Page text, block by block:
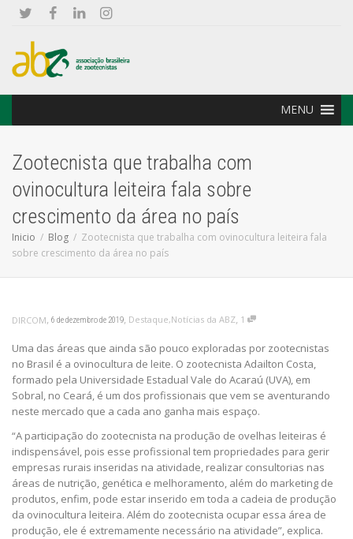
MENU
Zootecnista que trabalha com
ovinocultura leiteira fala sobre
crescimento da área no país
Inicio Blog
Zootecnista que trabalha com ovinocultura leiteira fala
sobre crescimento da área no país
DIRCOM, 6 de dezembro de 2019, Destaque,Notícias da ABZ, 1
Uma das áreas que ainda são pouco exploradas por zootecnistas
no Brasil é a ovinocultura de leite. O zootecnista Adailton Costa,
formado pela Universidade Estadual Vale do Acaraú (UVA), em
Sobral, no Ceará, é um dos profissionais que vem se aventurando
neste mercado que a cada ano ganha mais espaço.
“A participação do zootecnista na produção de ovelhas leiteiras é
indispensável, pois esse profissional tem propriedades para gerir
empresas rurais inseridas na atividade, realizar consultorias nas
áreas de nutrição, genética e melhoramento, além do marketing de
produtos, enfim, pode estar inserido em toda a cadeia de produção
da ovinocultura leiteira. Além do zootecnista ocupar essa área de
produção, ele é extremamente necessário na atividade”, explica.